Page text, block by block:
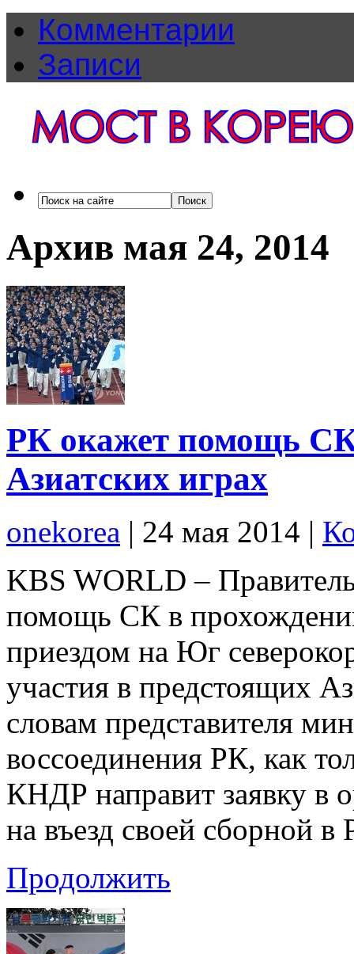
Комментарии
Записи
Архив мая 24, 2014
РК окажет помощь СК
Азиатских играх
onekorea | 24 мая 2014 |
KBS WORLD –
помощь СК в
приездом на Юг
участия в предстоящих
словам представителя
воссоединения РК, как
КНДР направит заявку в
на въезд своей сборной
Продолжить